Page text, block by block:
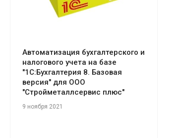
Автоматизация бухгалтерского и
налогового учета на базе
"1С:Бухгалтерия 8. Базовая
версия" для ООО
"Стройметаллсервис плюс"
9 ноября 2021